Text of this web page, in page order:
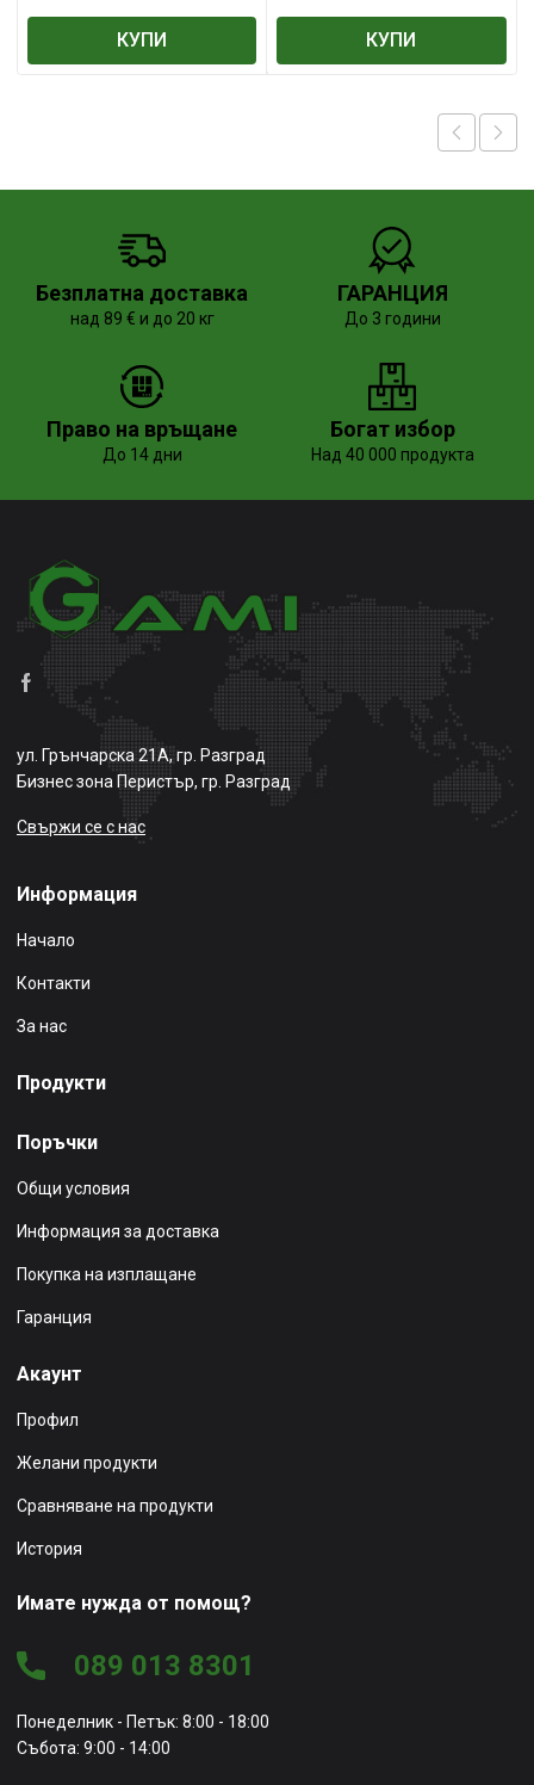
КУПИ КУПИ
Безплатна доставка
над 89 € и до 20 кг
ГАРАНЦИЯ
До 3 години
Право на връщане
До 14 дни
Богат избор
Над 40 000 продукта
ул. Грънчарска 21А, гр. Разград
Бизнес зона Перистър, гр. Разград
Свържи се с нас
Информация
Начало
Контакти
За нас
Продукти
Поръчки
Общи условия
Информация за доставка
Покупка на изплащане
Гаранция
Акаунт
Профил
Желани продукти
Сравняване на продукти
История
Имате нужда от помощ?
089 013 8301
Понеделник - Петък: 8:00 - 18:00
Събота: 9:00 - 14:00